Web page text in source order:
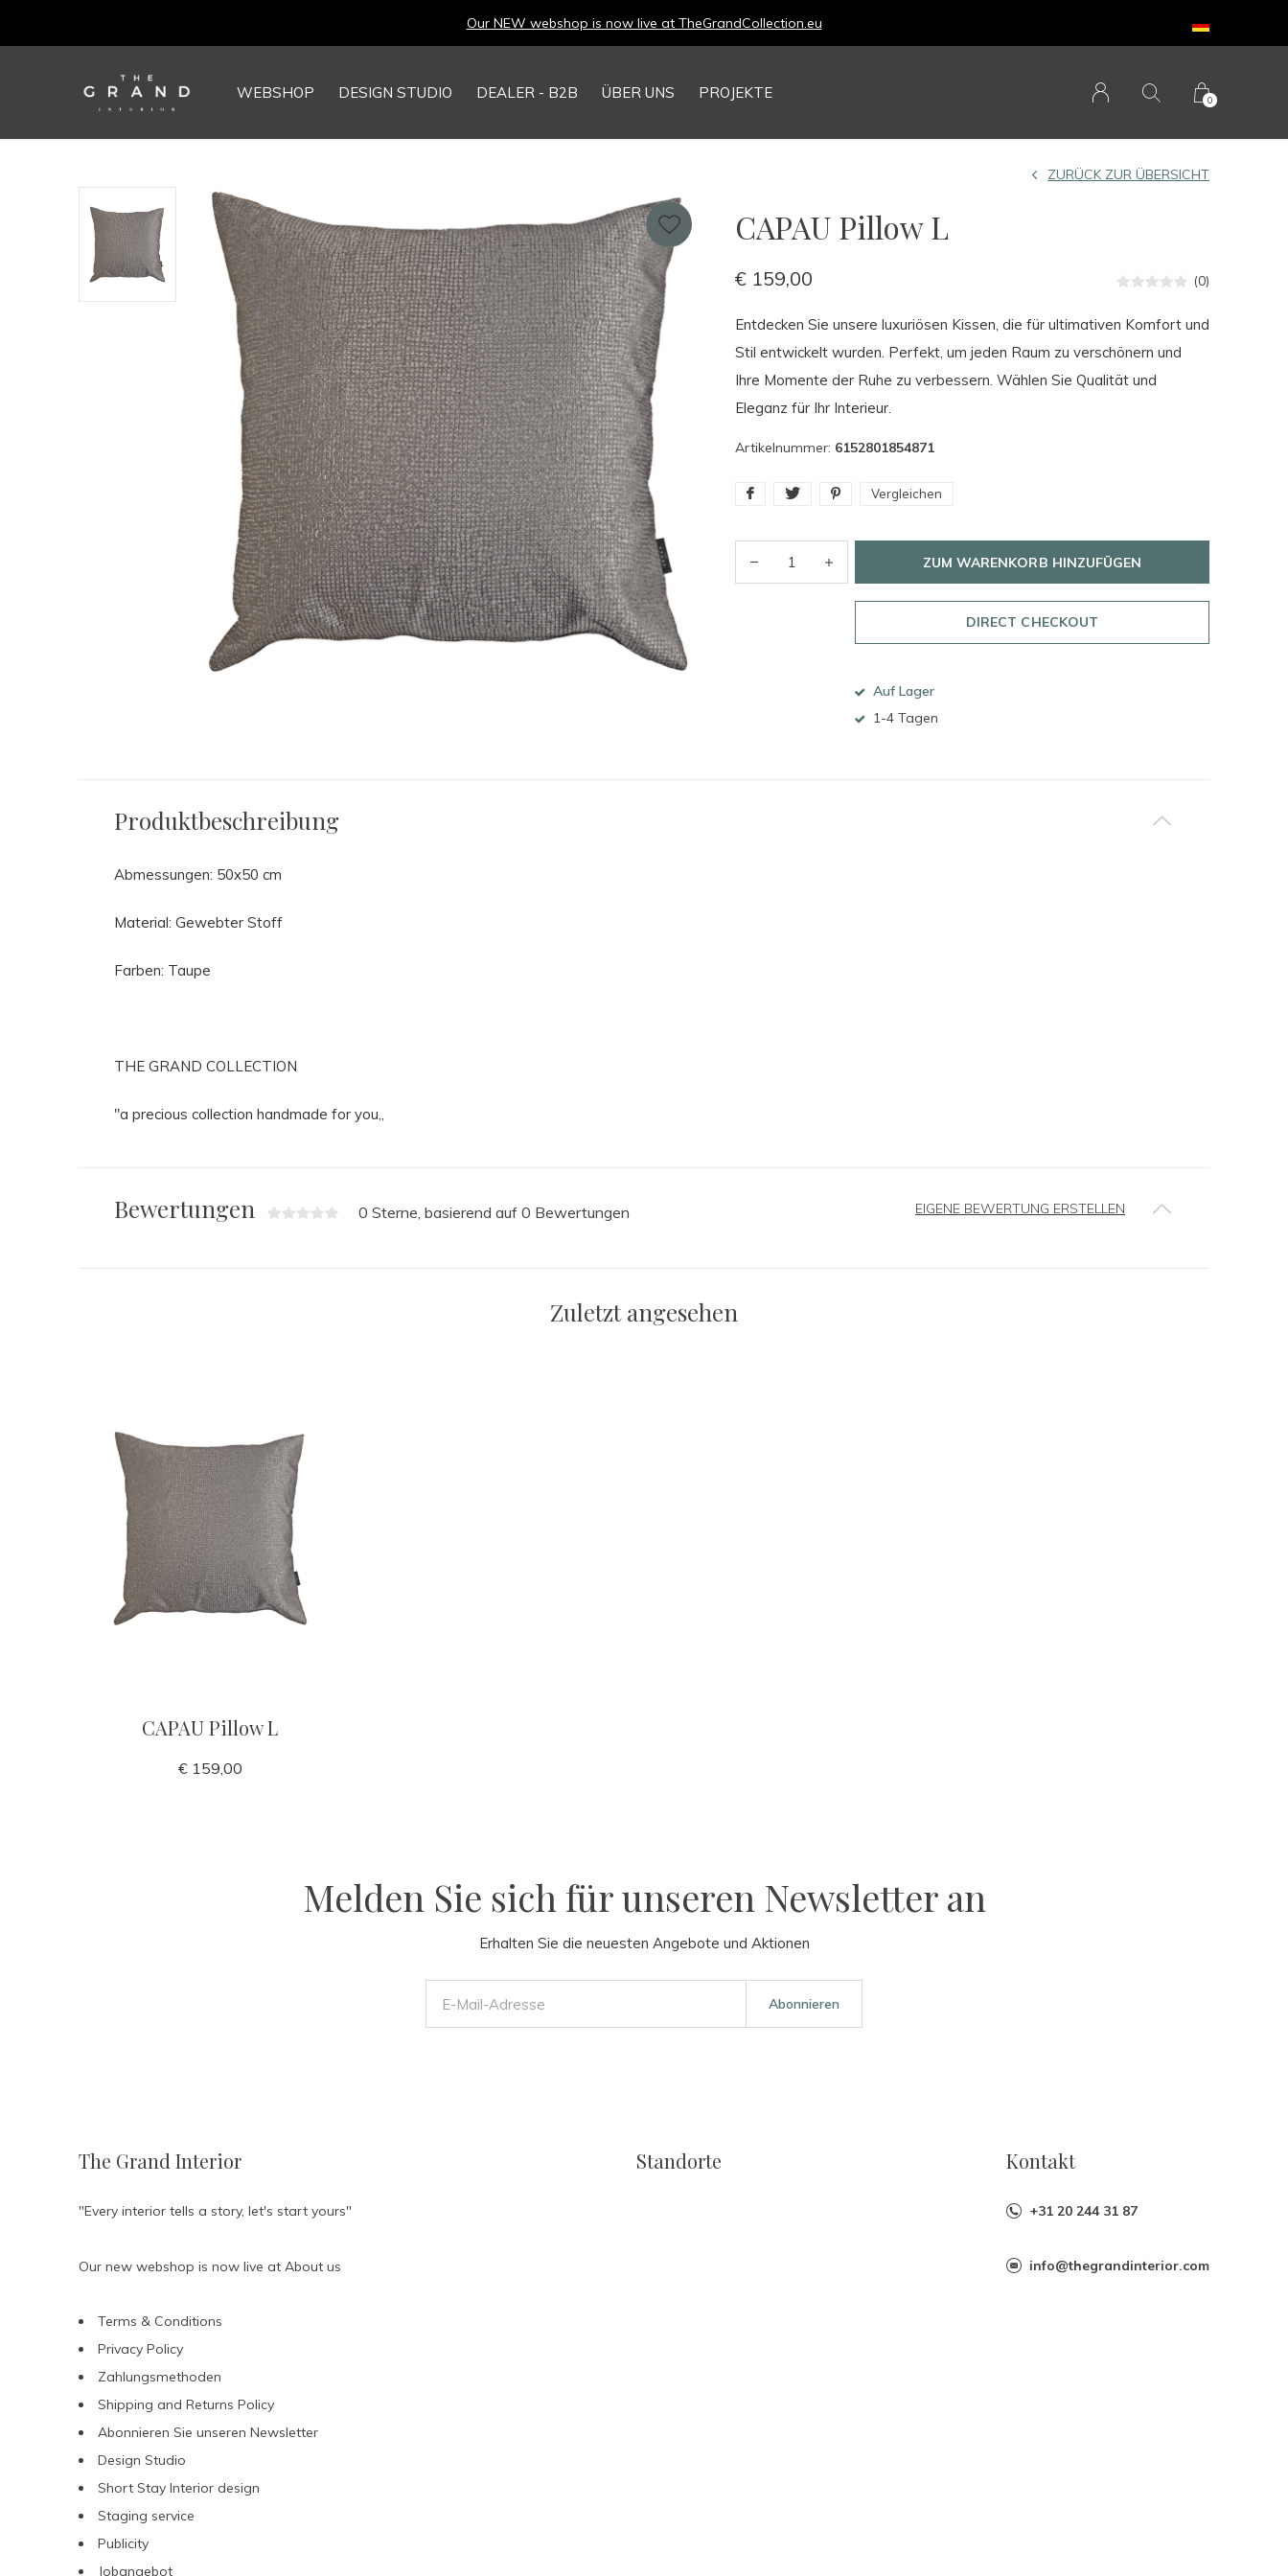
WEBSHOP DESIGN STUDIO DEALER - B2B ÜBER UNS PROJEKTE 0
Our NEW webshop is now live at TheGrandCollection.eu
CAPAU Pillow L
ZURÜCK ZUR ÜBERSICHT
€ 159,00 (0)
Entdecken Sie unsere luxuriösen Kissen, die für ultimativen Komfort und
Stil entwickelt wurden. Perfekt, um jeden Raum zu verschönern und
Ihre Momente der Ruhe zu verbessern. Wählen Sie Qualität und
Eleganz für Ihr Interieur.
Artikelnummer: 6152801854871
Vergleichen
ZUM WARENKORB HINZUFÜGEN
DIRECT CHECKOUT
Auf Lager
1-4 Tagen
Produktbeschreibung
Abmessungen: 50x50 cm
Material: Gewebter Stoff
Farben: Taupe
THE GRAND COLLECTION
"a precious collection handmade for you,,
Bewertungen 0 Sterne, basierend auf 0 Bewertungen EIGENE BEWERTUNG ERSTELLEN
Zuletzt angesehen
CAPAU Pillow L
€ 159,00
Melden Sie sich für unseren Newsletter an
Erhalten Sie die neuesten Angebote und Aktionen
Abonnieren
The Grand Interior
"Every interior tells a story, let's start yours"
Our new webshop is now live at About us
Terms & Conditions
Privacy Policy
Zahlungsmethoden
Shipping and Returns Policy
Abonnieren Sie unseren Newsletter
Design Studio
Short Stay Interior design
Staging service
Publicity
Jobangebot
Standorte Kontakt
+31 20 244 31 87
info@thegrandinterior.com